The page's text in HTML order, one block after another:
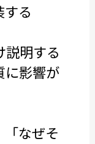
る
説明する
に影響が
なぜそ